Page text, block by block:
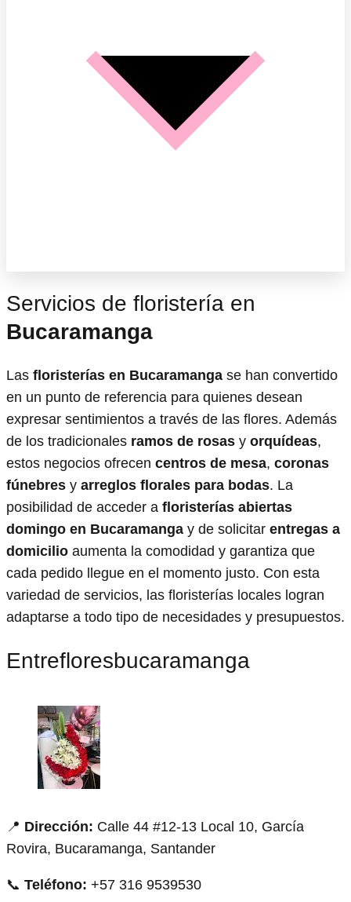
Servicios de floristería en
Bucaramanga
Las floristerías en Bucaramanga se han convertido
en un punto de referencia para quienes desean
expresar sentimientos a través de las flores. Además
de los tradicionales ramos de rosas y orquídeas,
estos negocios ofrecen centros de mesa, coronas
fúnebres y arreglos florales para bodas. La
posibilidad de acceder a floristerías abiertas
domingo en Bucaramanga y de solicitar entregas a
domicilio aumenta la comodidad y garantiza que
cada pedido llegue en el momento justo. Con esta
variedad de servicios, las floristerías locales logran
adaptarse a todo tipo de necesidades y presupuestos.
Entrefloresbucaramanga
📍 Dirección: Calle 44 #12-13 Local 10, García
Rovira, Bucaramanga, Santander
📞 Teléfono: +57 316 9539530